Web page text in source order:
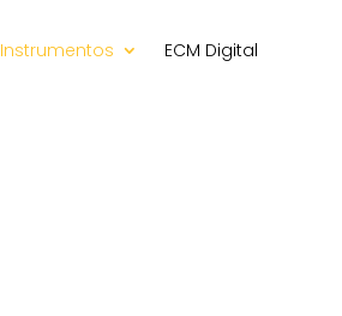
Instrumentos ECM Digital